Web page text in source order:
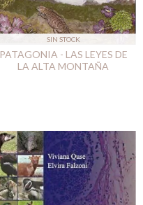
SIN STOCK
PATAGONIA - LAS LEYES DE
LA ALTA MONTAÑA